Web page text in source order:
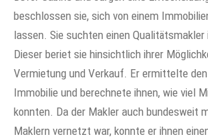
beschlossen sie, sich von einem
lassen. Sie suchten einen Qualitätsmakler
Dieser beriet sie hinsichtlich ihrer
Vermietung und Verkauf. Er ermittelte
Immobilie und berechnete ihnen, wie viel
konnten. Da der Makler auch bundesweit
Maklern vernetzt war, konnte er ihnen